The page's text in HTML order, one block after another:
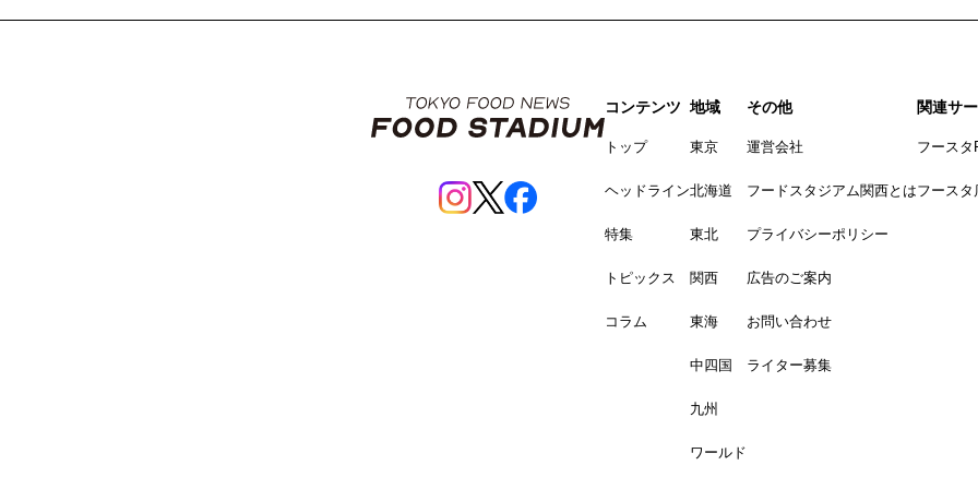
コンテンツ
トップ
ヘッドライン
特集
トピックス
コラム
地域
東京
北海道
東北
関西
東海
中四国
九州
ワールド
その他
運営会社
フードスタジアム関西とは
プライバシーポリシー
広告のご案内
お問い合わせ
ライター募集
関連サ
フースタ
フースタ